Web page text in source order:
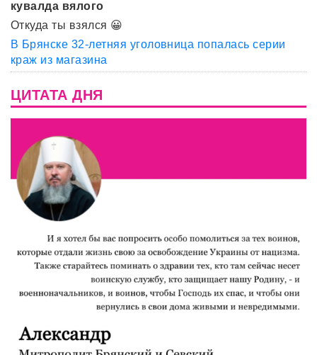
кувалда вялого
Откуда ты взялся 😀
В Брянске 32-летняя уголовница попалась серии
краж из магазина
ЦИТАТА ДНЯ